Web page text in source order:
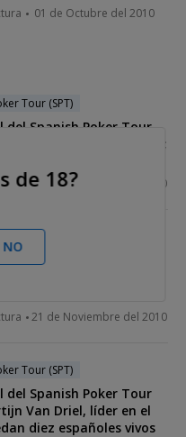
01 de Octubre del 2010
Tour (SPT)
del Spanish Poker Tour
Rettenmaier, ganador;
22 de Noviembre del 2010
Tour (SPT)
del Spanish Poker Tour
21 de Noviembre del 2010
Tour (SPT)
del Spanish Poker Tour
Van Driel, líder en el
diez españoles vivos
de 18?
NO